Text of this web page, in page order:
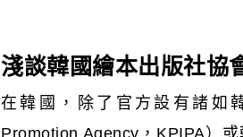
淺談韓國繪本出版社協
在韓國，除了官方設有諸如
Promotion Agency，KPIPA）